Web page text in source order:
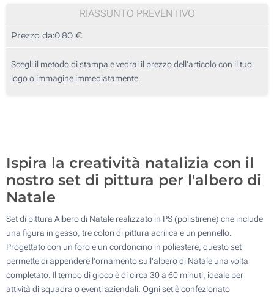
50
125
250
RIASSUNTO PREVENTIVO
Prezzo da:0,80 €
Scegli il metodo di stampa e vedrai il prezzo dell'articolo con il tuo
logo o immagine immediatamente.
Ispira la creatività natalizia con il
nostro set di pittura per l'albero di
Natale
Set di pittura Albero di Natale realizzato in PS (polistirene) che include
una figura in gesso, tre colori di pittura acrilica e un pennello.
Progettato con un foro e un cordoncino in poliestere, questo set
permette di appendere l'ornamento sull'albero di Natale una volta
completato. Il tempo di gioco è di circa 30 a 60 minuti, ideale per
attività di squadra o eventi aziendali. Ogni set è confezionato